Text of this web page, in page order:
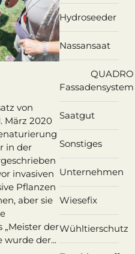
von
März 2020
in der
invasiven
Pflanzen
aber sie
der
wurde der...
Hydroseeder
Nassansaat
QUADRO
Fassadensystem
Saatgut
Sonstiges
Unternehmen
Wiesefix
Wühltierschutz